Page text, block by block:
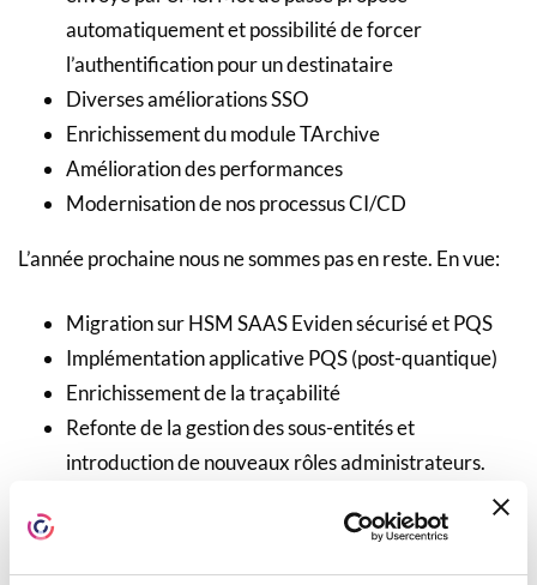
automatiquement et possibilité de forcer
l’authentification pour un destinataire
Diverses améliorations SSO
Enrichissement du module TArchive
Amélioration des performances
Modernisation de nos processus CI/CD
L’année prochaine nous ne sommes pas en reste. En vue:
Migration sur HSM SAAS Eviden sécurisé et PQS
Implémentation applicative PQS (post-quantique)
Enrichissement de la traçabilité
Refonte de la gestion des sous-entités et
introduction de nouveaux rôles administrateurs.
Poursuite de l’amélioration des boîtes de dépôts et